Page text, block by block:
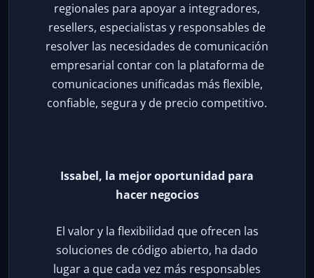
regionales para apoyar a integradores,
resellers, especialistas y responsables de
resolver las necesidades de comunicación
empresarial contar con la plataforma de
comunicaciones unificadas más flexible,
confiable, segura y de precio competitivo.
Issabel, la mejor oportunidad para
hacer negocios
El valor y la flexibilidad que ofrecen las
soluciones de código abierto, ha dado
lugar a que cada vez más responsables